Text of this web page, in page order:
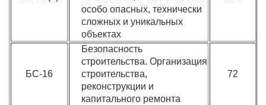
особо опасных, технически
сложных и уникальных
объектах
БС-16
Безопасность
строительства. Организация
строительства,
реконструкции и
капитального ремонта
72